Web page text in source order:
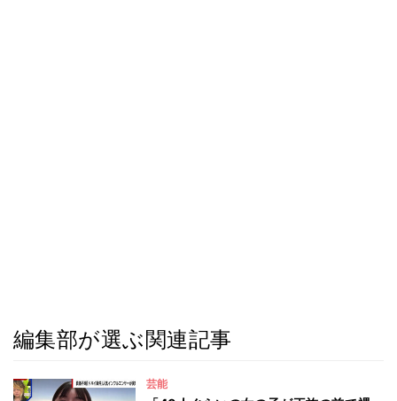
編集部が選ぶ関連記事
芸能